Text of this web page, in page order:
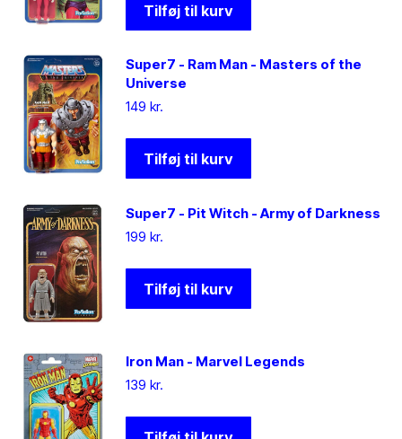
Tilføj til kurv
Super7 - Ram Man - Masters of the
Universe
149 kr.
Tilføj til kurv
Super7 - Pit Witch - Army of Darkness
199 kr.
Tilføj til kurv
Iron Man - Marvel Legends
139 kr.